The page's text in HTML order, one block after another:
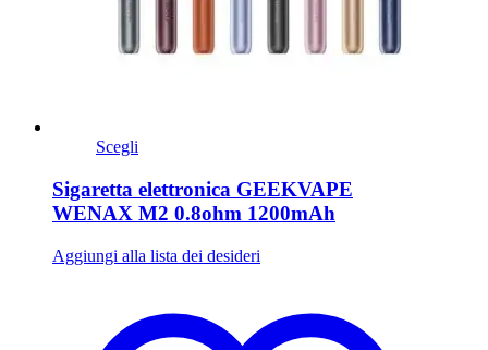
Scegli
Sigaretta elettronica GEEKVAPE
WENAX M2 0.8ohm 1200mAh
Aggiungi alla lista dei desideri